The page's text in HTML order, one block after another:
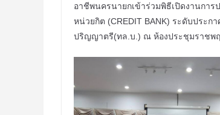
อาชีพนครนายกเข้าร่วมพิธีเปิดงานกา
หน่วยกิต (CREDIT BANK) ระดับประ
ปริญญาตรี(ทล.บ.) ณ ห้องประชุมราชพ